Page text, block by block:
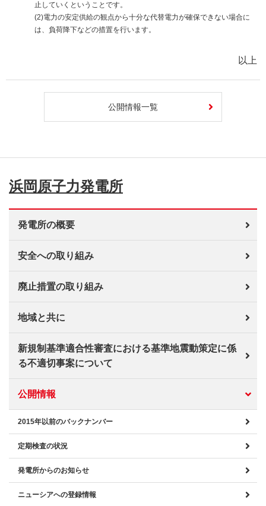
止していくということです。
(2)電力の安定供給の観点から十分な代替電力が確保できない場合に
は、負荷降下などの措置を行います。
以上
公開情報一覧
浜岡原子力発電所
発電所の概要
安全への取り組み
廃止措置の取り組み
地域と共に
新規制基準適合性審査における基準地震動策定に係
る不適切事案について
公開情報
2015年以前のバックナンバー
定期検査の状況
発電所からのお知らせ
ニューシアへの登録情報